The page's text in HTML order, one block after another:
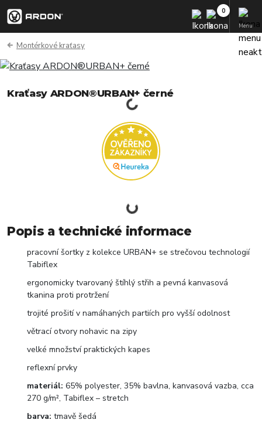
Menu
Montérkové kraťasy
Kraťasy ARDON®URBAN+ černé
Popis a technické informace
pracovní šortky z kolekce URBAN+ se strečovou technologií
Tabiflex
ergonomicky tvarovaný štíhlý střih a pevná kanvasová
tkanina proti protržení
trojité prošití v namáhaných partiích pro vyšší odolnost
větrací otvory nohavic na zipy
velké množství praktických kapes
reflexní prvky
materiál: 65% polyester, 35% bavlna, kanvasová vazba, cca
270 g/m², Tabiflex – stretch
barva: tmavě šedá